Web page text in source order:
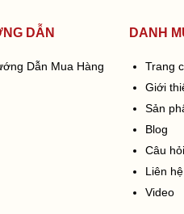
DẪN
Dẫn Mua Hàng
DANH
Trang
Giới
Sản
Blog
Câu
Liên hệ
Video